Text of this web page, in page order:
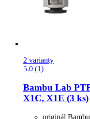
2 varianty
5.0 (1)
Bambu Lab
X1C, X1E (3 ks)
originál